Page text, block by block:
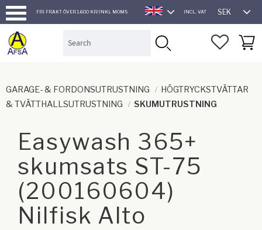
Menu
FRI FRAKT ÖVER 1.600 KR/INKL MOMS
ENGLISH
INCL. VAT SEK
GARAGE- & FORDONSUTRUSTNING
HÖGTRYCKSTVÄTTAR
& TVÄTTHALLSUTRUSTNING
SKUMUTRUSTNING
Easywash 365+
skumsats ST-75
(200160604)
Nilfisk Alto